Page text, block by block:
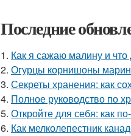
Последние
1. Как я сажаю малину и
2. Огурцы корнишоны
3. Секреты хранения: как
4. Полное руководство по
5. Откройте для себя: как
6. Как мелколепестник